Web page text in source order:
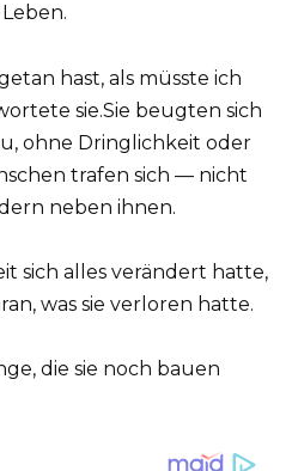
hast, als müsste ich
sie.Sie beugten sich
ohne Dringlichkeit oder
trafen sich — nicht
neben ihnen.
sich alles verändert hatte,
was sie verloren hatte.
die sie noch bauen